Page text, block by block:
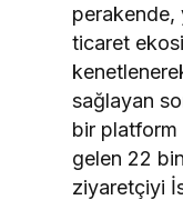
perakende,
ticaret
sağlayan
bir platform
gelen 22
ziyaretçiyi